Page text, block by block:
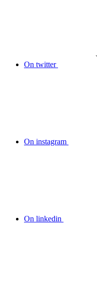
On twitter
On instagram
On linkedin